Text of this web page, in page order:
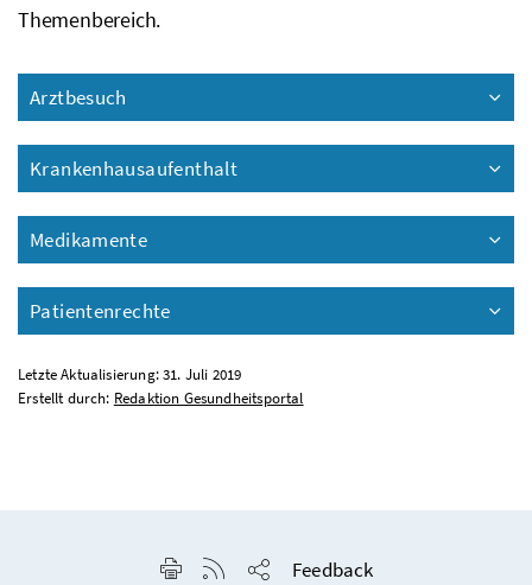
Themenbereich.
Arztbesuch
Krankenhausaufenthalt
Medikamente
Patientenrechte
Letzte Aktualisierung: 31. Juli 2019
Erstellt durch: Redaktion Gesundheitsportal
Seite drucken
RSS-Feed anzeigen
Feedback